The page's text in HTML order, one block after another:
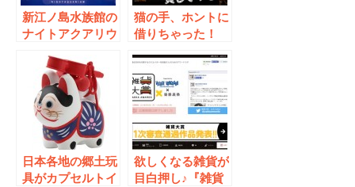
新江ノ島水族館の
ナイトアクアリウ
夜の思い出作りは
いかが？
猫の手、ホントに
借りちゃった！
ら「ピザキャット
店」オープン！！
日本各地の郷土玩
具がカプセルトイ
欲しくなる雑貨が
目白押し♪『雑貨